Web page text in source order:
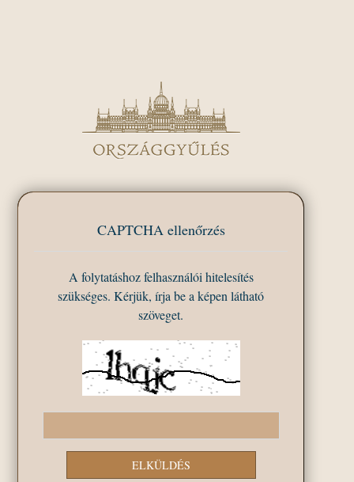
CAPTCHA ellenőrzés
A folytatáshoz felhasználói hitelesítés
szükséges. Kérjük, írja be a képen látható
szöveget.